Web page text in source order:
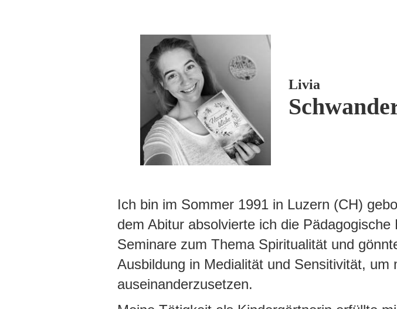
Livia
Ich bin im Sommer 1991 in Luzern (CH)
dem Abitur absolvierte ich die
Seminare zum Thema Spiritualität und
Ausbildung in Medialität und Sensitivität,
auseinanderzusetzen.